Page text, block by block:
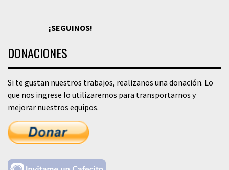
¡SEGUINOS!
DONACIONES
Si te gustan nuestros trabajos, realizanos una donación. Lo
que nos ingrese lo utilizaremos para transportarnos y
mejorar nuestros equipos.